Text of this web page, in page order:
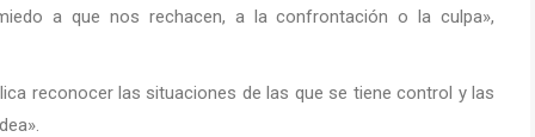
a que nos rechacen, a la confrontación o la culpa»,
reconocer las situaciones de las que se tiene control y las